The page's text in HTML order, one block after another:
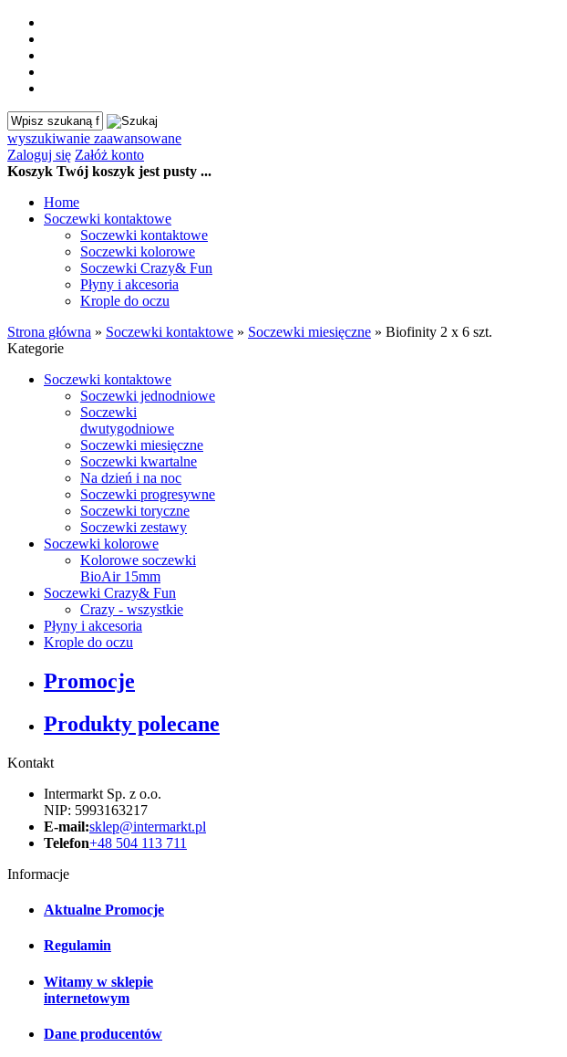
wyszukiwanie zaawansowane
Zaloguj się Załóż konto
Koszyk Twój koszyk jest pusty ...
Home
Soczewki kontaktowe
Soczewki kontaktowe
Soczewki kolorowe
Soczewki Crazy& Fun
Płyny i akcesoria
Krople do oczu
Strona główna » Soczewki kontaktowe » Soczewki miesięczne » Biofinity 2 x 6 szt.
Kategorie
Soczewki kontaktowe
Soczewki jednodniowe
Soczewki
dwutygodniowe
Soczewki miesięczne
Soczewki kwartalne
Na dzień i na noc
Soczewki progresywne
Soczewki toryczne
Soczewki zestawy
Soczewki kolorowe
Kolorowe soczewki
BioAir 15mm
Soczewki Crazy& Fun
Crazy - wszystkie
Płyny i akcesoria
Krople do oczu
Promocje
Produkty polecane
Kontakt
Intermarkt Sp. z o.o.
NIP: 5993163217
E-mail:sklep@intermarkt.pl
Telefon+48 504 113 711
Informacje
Aktualne Promocje
Regulamin
Witamy w sklepie
internetowym
Dane producentów